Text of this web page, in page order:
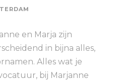
en Marja zijn
in bijna alles,
Alles wat je
bij Marjanne